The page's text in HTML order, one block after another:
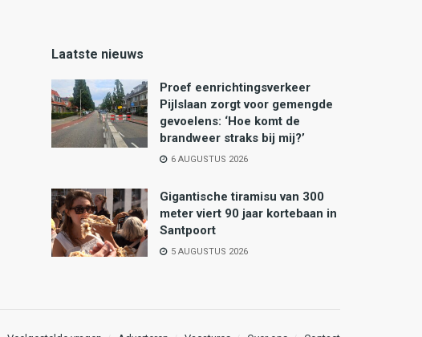
Laatste nieuws
Proef eenrichtingsverkeer
Pijlslaan zorgt voor gemengde
gevoelens: ‘Hoe komt de
brandweer straks bij mij?’
6 AUGUSTUS 2026
Gigantische tiramisu van 300
meter viert 90 jaar kortebaan in
Santpoort
5 AUGUSTUS 2026